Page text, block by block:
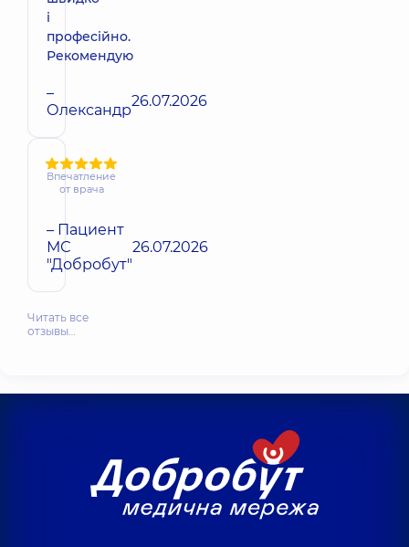
і
професійно.
Рекомендую
–
Олександр26.07.2026
Впечатление
от врача
– Пациент
МС
"Добробут"
26.07.2026
Читать все
отзывы…